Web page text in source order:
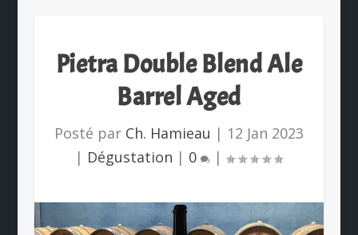
Pietra Double Blend Ale
Barrel Aged
Posté par Ch. Hamieau | 12 Jan 2023
| Dégustation | 0 |